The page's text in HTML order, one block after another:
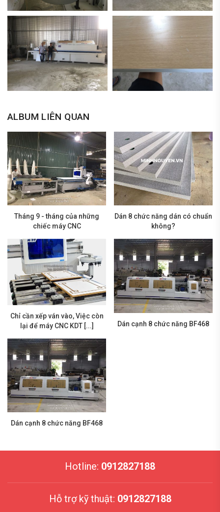
ALBUM LIÊN QUAN
Tháng 9 - tháng của những
chiếc máy CNC
Dán 8 chức năng dán có chuẩn
không?
Chỉ cần xếp ván vào, Việc còn
lại để máy CNC KDT [...]
Dán cạnh 8 chức năng BF468
Dán cạnh 8 chức năng BF468
Hotline: 0912827188
Hỗ trợ kỹ thuật: 0912827188